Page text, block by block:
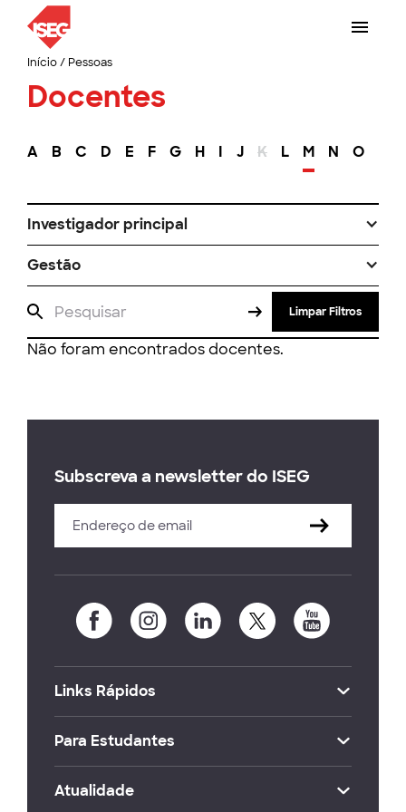
Início/ Pessoas
Docentes
A B C D E F G H I J K L M N O
Investigador principal
Gestão
Limpar Filtros
Não foram encontrados docentes.
Subscreva a newsletter do ISEG
Links Rápidos
Para Estudantes
Atualidade